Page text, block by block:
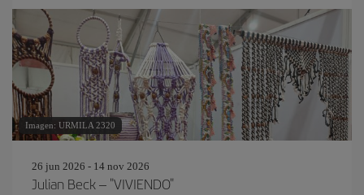
Imagen: URMILA 2320
26 jun 2026 - 14 nov 2026
Julian Beck – "VIVIENDO"